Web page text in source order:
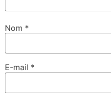
Nom *
E-mail *